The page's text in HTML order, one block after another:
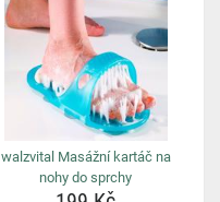
walzvital Masážní kartáč na
nohy do sprchy